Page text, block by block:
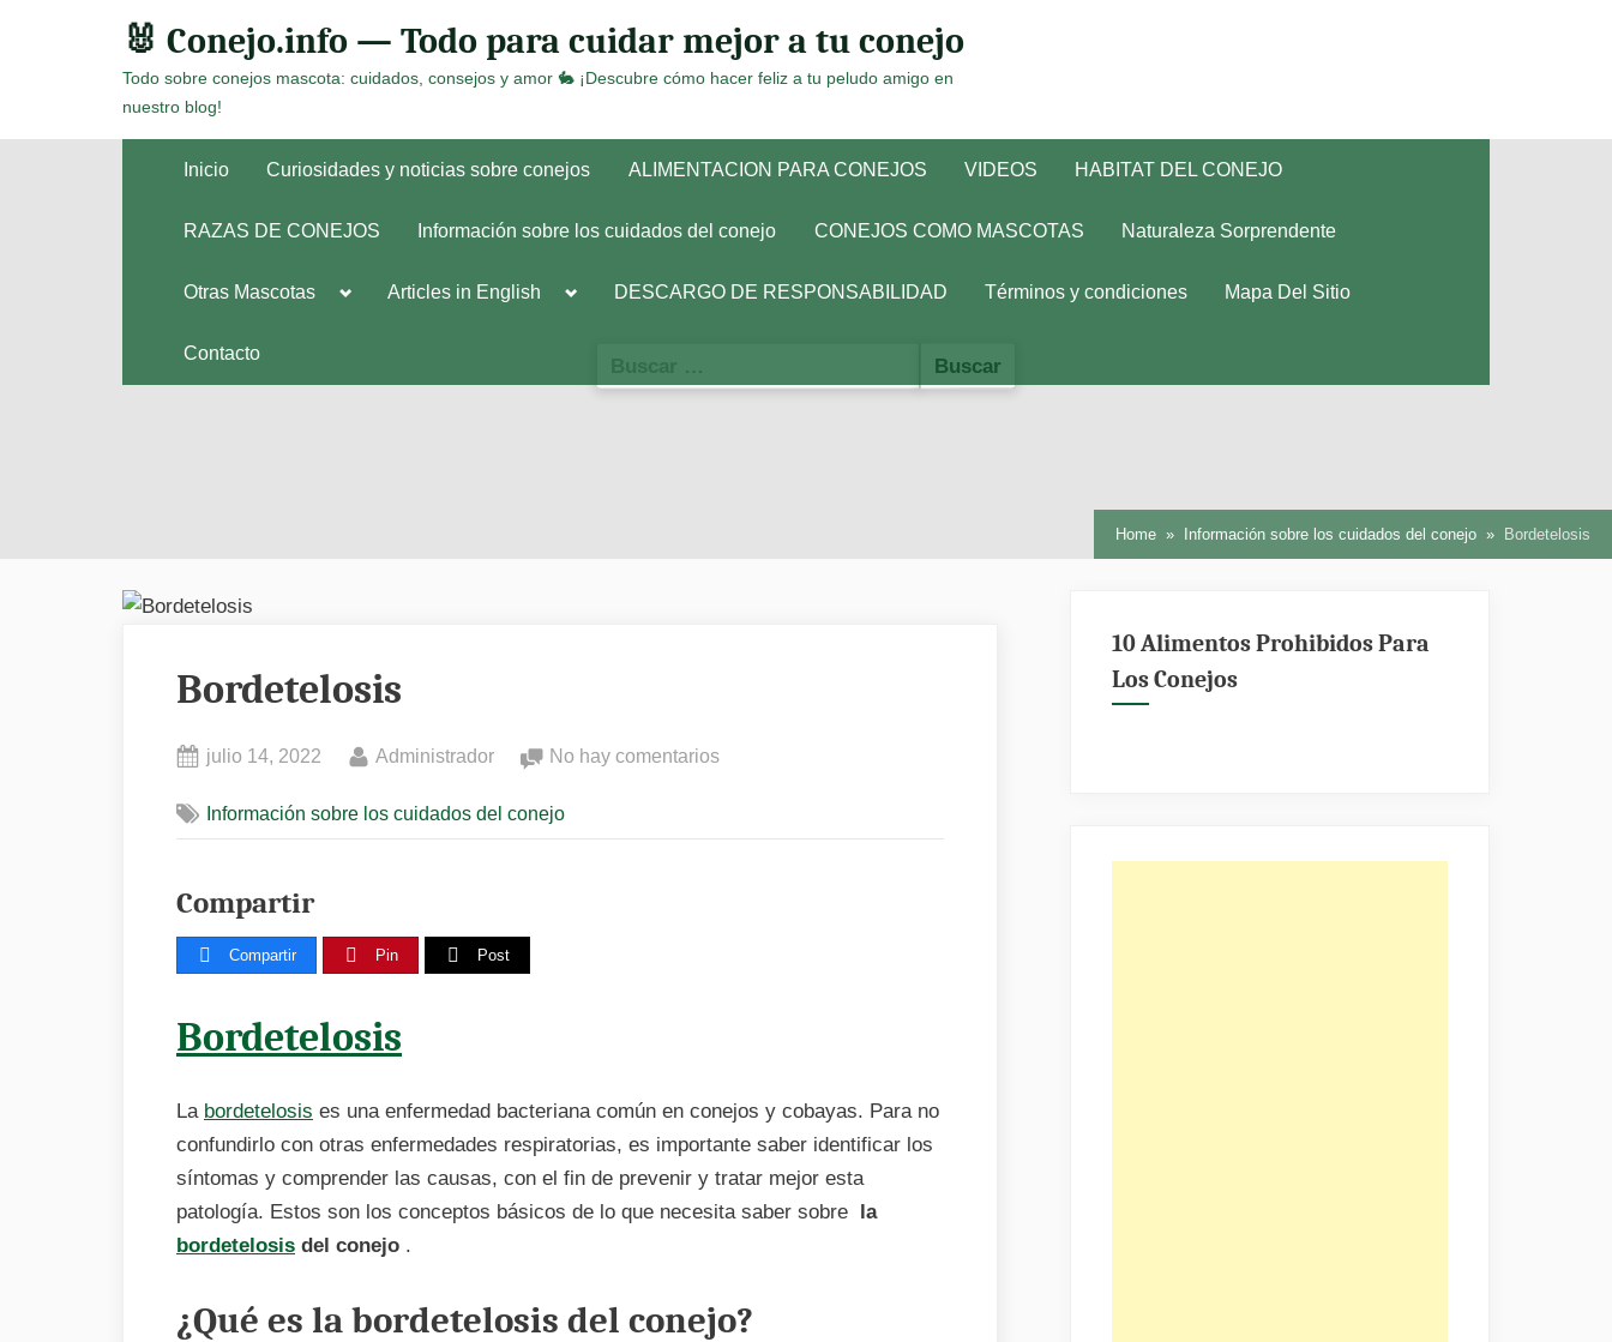
🐰 Conejo.info — Todo para cuidar mejor a tu conejo
Todo sobre conejos mascota: cuidados, consejos y amor 🐇 ¡Descubre cómo hacer feliz a tu peludo amigo en
nuestro blog!
Inicio Curiosidades y noticias sobre conejos ALIMENTACION PARA CONEJOS VIDEOS HABITAT DEL CONEJO
RAZAS DE CONEJOS Información sobre los cuidados del conejo CONEJOS COMO MASCOTAS Naturaleza Sorprendente
Otras Mascotas
Toggle
Toggle
Articles in English
ToggleDESCARGO DE RESPONSABILIDAD Términos y condiciones Mapa Del Sitio
Contacto
Home Información sobre los cuidados del conejo Bordetelosis
Bordetelosis
Posted
julio 14, 2022 By
Administrador No hay comentarios
Información sobre los cuidados del conejo
Compartir
Compartir Pin Post
Bordetelosis
La bordetelosis es una enfermedad bacteriana común en conejos y cobayas. Para no
confundirlo con otras enfermedades respiratorias, es importante saber identificar los
síntomas y comprender las causas, con el fin de prevenir y tratar mejor esta
patología. Estos son los conceptos básicos de lo que necesita saber sobre
la
bordetelosis del conejo .
¿Qué es la bordetelosis del conejo?
10 Alimentos Prohibidos Para
Los Conejos